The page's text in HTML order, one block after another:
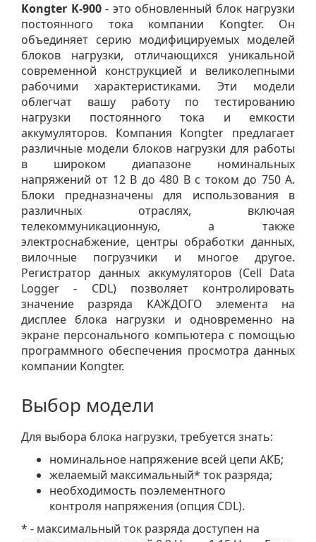
Kongter K-900- это обновленный блок нагрузки
постоянного тока компании Kongter. Он
объединяет серию модифицируемых моделей
блоков нагрузки, отличающихся уникальной
современной конструкцией и великолепными
рабочими характеристиками. Эти модели
облегчат вашу работу по тестированию
нагрузки постоянного тока и емкости
аккумуляторов. Компания Kongter предлагает
различные модели блоков нагрузки для работы
в широком диапазоне номинальных
напряжений от 12 В до 480 В с током до 750 А.
Блоки предназначены для использования в
различных отраслях, включая
телекоммуникационную, а также
электроснабжение, центры обработки данных,
вилочные погрузчики и многое другое.
Регистратор данных аккумуляторов (Cell Data
Logger - CDL) позволяет контролировать
значение разряда КАЖДОГО элемента на
дисплее блока нагрузки и одновременно на
экране персонального компьютера с помощью
программного обеспечения просмотра данных
компании Kongter.
Выбор модели
Для выбора блока нагрузки, требуется знать:
номинальное напряжение всей цепи АКБ;
желаемый максимальный* ток разряда;
необходимость поэлементного
контроля напряжения (опция CDL).
* - максимальный ток разряда доступен на